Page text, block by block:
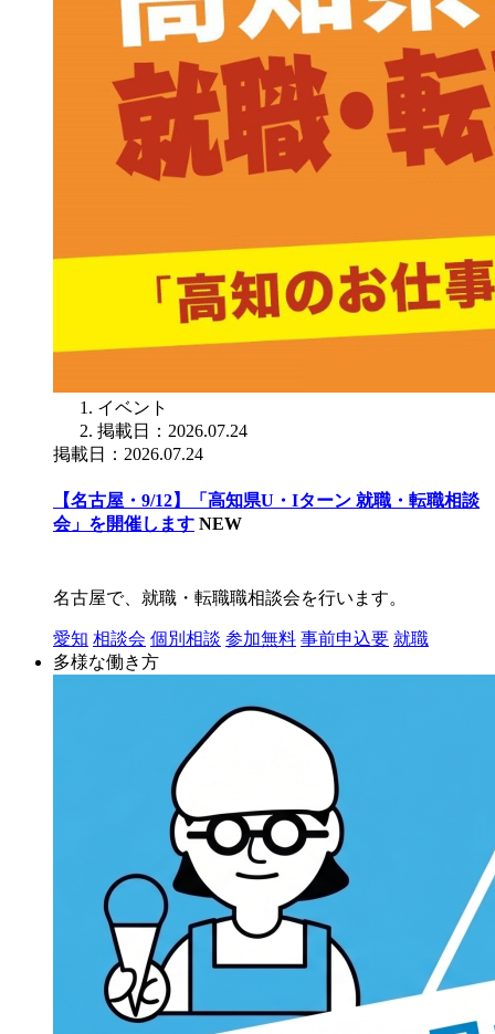
イベント
掲載日：2026.07.24
掲載日：2026.07.24
【名古屋・9/12】「高知県U・Iターン 就職・転職相談
会」を開催します NEW
名古屋で、就職・転職職相談会を行います。
愛知 相談会 個別相談 参加無料 事前申込要 就職
多様な働き方